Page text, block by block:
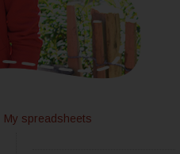
My spreadsheets